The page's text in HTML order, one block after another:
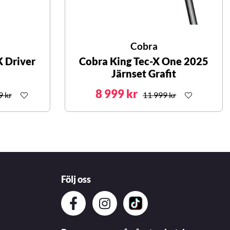
Driver
kr
Cobra
Cobra King Tec-X One 2025
Järnset Grafit
8 999 kr 11 999 kr
Följ oss